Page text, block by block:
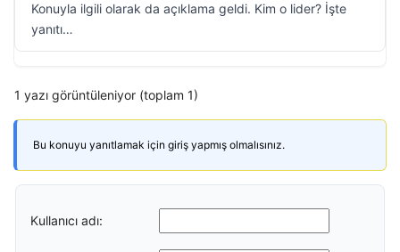
Konuyla ilgili olarak da açıklama geldi. Kim o lider? İşte
yanıtı…
1 yazı görüntüleniyor (toplam 1)
Bu konuyu yanıtlamak için giriş yapmış olmalısınız.
Kullanıcı adı: